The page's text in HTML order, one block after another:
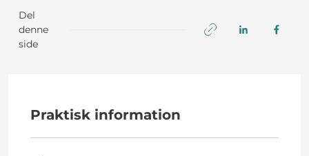
Del
denne
side
Praktisk information